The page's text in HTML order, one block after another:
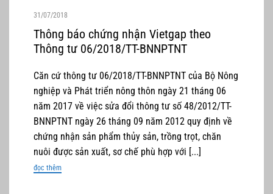
31/07/2018
Thông báo chứng nhận Vietgap theo
Thông tư 06/2018/TT-BNNPTNT
Căn cứ thông tư 06/2018/TT-BNNPTNT của Bộ Nông
nghiệp và Phát triển nông thôn ngày 21 tháng 06
năm 2017 về việc sửa đổi thông tư số 48/2012/TT-
BNNPTNT ngày 26 tháng 09 năm 2012 quy định về
chứng nhận sản phẩm thủy sản, trồng trọt, chăn
nuôi được sản xuất, sơ chế phù hợp với [...]
đọc thêm